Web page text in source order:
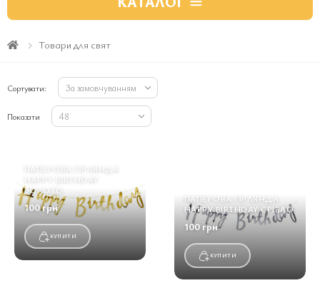
Магазин
Товари для свят
Сортувати:
Показати
ПАПЕРОВА ГІРЛЯНДА
HAPPY BIRTHDAY
ЗОЛОТО
100 грн
КУПИТИ
ПАПЕРОВА ГІРЛЯНДА
HAPPY BIRTHDAY СРІБЛО
100 грн
КУПИТИ